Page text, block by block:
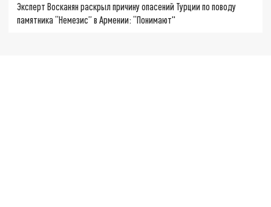
Эксперт Восканян раскрыл причину опасений Турции по поводу
памятника “Немезис” в Армении: “Понимают"